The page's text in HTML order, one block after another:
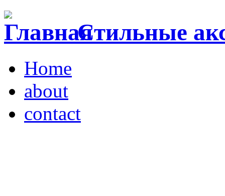
Стильные
Home
about
contact